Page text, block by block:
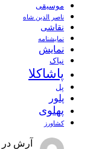
موسیقی
ناصر الدین شاه
نقاشی
نمايشنامه
نمایش
نیاک
پاشاکلا
پل
پلور
پهلوی
کشاورز
آرش در